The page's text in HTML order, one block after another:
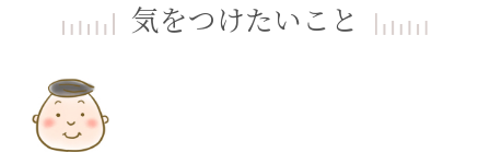
気をつけたいこと